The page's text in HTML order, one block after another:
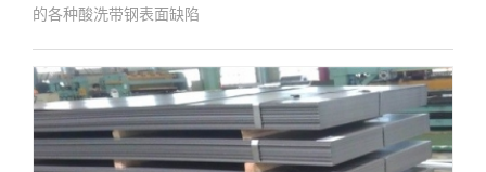
的各种酸洗带钢表面缺陷